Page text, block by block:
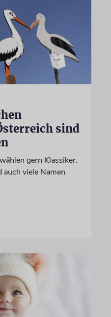
sind
gern Klassiker.
auch viele Namen